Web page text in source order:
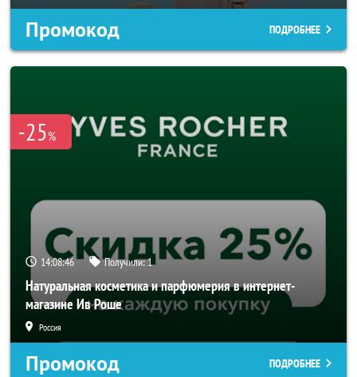
Промокод ПОДРОБНЕЕ
-25%
14:08:43 Получили:1
Натуральная косметика и парфюмерия в интернет-
магазине Ив Роше
Россия
Промокод ПОДРОБНЕЕ